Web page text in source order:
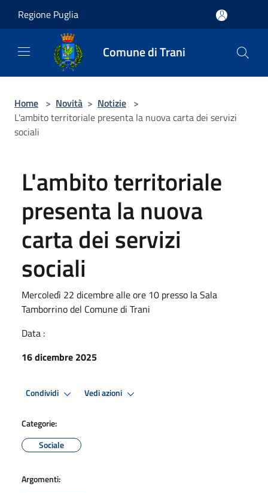
Regione Puglia
Comune di Trani
Home > Novità > Notizie >
L'ambito territoriale presenta la nuova carta dei servizi
sociali
L'ambito territoriale
presenta la nuova
carta dei servizi
sociali
Mercoledì 22 dicembre alle ore 10 presso la Sala
Tamborrino del Comune di Trani
Data :
16 dicembre 2025
Condividi Vedi azioni
Categorie:
Sociale
Argomenti: